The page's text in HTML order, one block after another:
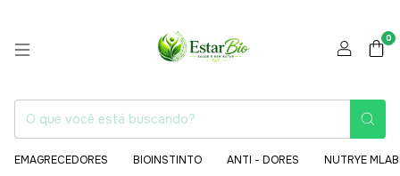
0
EMAGRECEDORES BIOINSTINTO ANTI - DORES NUTRYE